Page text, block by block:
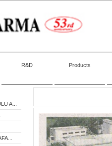
R&D Products
A...